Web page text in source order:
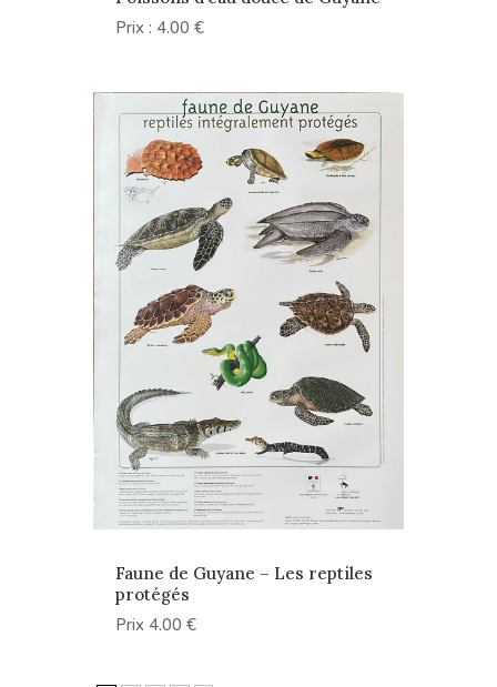
Prix : 4.00 €
Faune de Guyane – Les reptiles
protégés
Prix 4.00 €